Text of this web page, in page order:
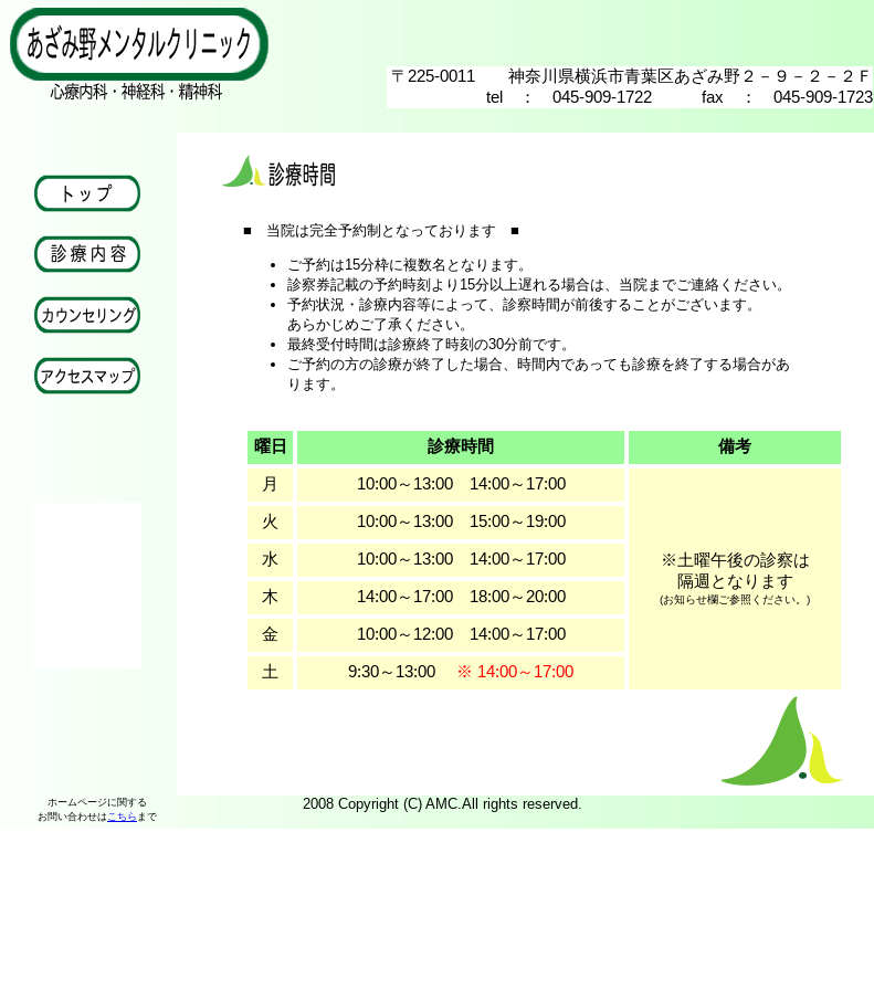
〒225-0011 神奈川県横浜市青葉区あざみ野２－９－２－２Ｆ
tel ： 045-909-1722 fax ： 045-909-1723
ホームページに関する
お問い合わせは こちら まで
■ 当院は完全予約制となっております ■
ご予約は15分枠に複数名となります。
診察券記載の予約時刻より15分以上遅れる場合は、当院までご連絡ください。
予約状況・診療内容等によって、診察時間が前後することがございます。
あらかじめご了承ください。
最終受付時間は診療終了時刻の30分前です。
ご予約の方の診療が終了した場合、時間内であっても診療を終了する場合があ
ります。
曜日 診療時間 備考
月 10:00～13:00 14:00～17:00
※土曜午後の診察は
隔週となります
(お知らせ欄ご参照ください。)
火 10:00～13:00 15:00～19:00
水 10:00～13:00 14:00～17:00
木 14:00～17:00 18:00～20:00
金 10:00～12:00 14:00～17:00
土 9:30～13:00 ※ 14:00～17:00
2008 Copyright (C) AMC.All rights reserved.